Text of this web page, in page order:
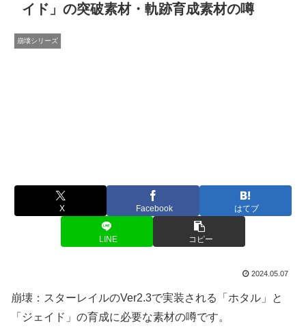
イド」の突破素材・軌跡育成素材の噂
崩壊シリーズ
X Facebook はてブ
LINE コピー
2024.05.07
崩壊：スターレイルのVer2.3で実装される「ホタル」と
「ジェイド」の育成に必要な素材の噂です。